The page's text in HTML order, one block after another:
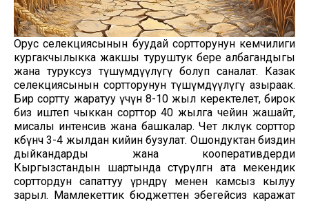
Орус селекциясынын буудай сортторунун кемчилиги
кургакчылыкка жакшы туруштук бере албагандыгы
жана туруксуз түшүмдүүлүгү болуп саналат. Казак
селекциясынын сортторунун түшүмдүүлүгү азыраак.
Бир сортту жаратуу үчүн 8-10 жыл керектелет, бирок
биз иштеп чыккан сорттор 40 жылга чейин жашайт,
мисалы интенсив жана башкалар. Чет өлкөлүк сорттор
көбүнчө 3-4 жылдан кийин бузулат. Ошондуктан биздин
дыйкандарды жана кооперативдерди
Кыргызстандын шартында өстүрүлгөн ата мекендик
сорттордун сапаттуу үрөндөрү менен камсыз кылуу
зарыл. Мамлекеттик бюджеттен эбегейсиз каражат